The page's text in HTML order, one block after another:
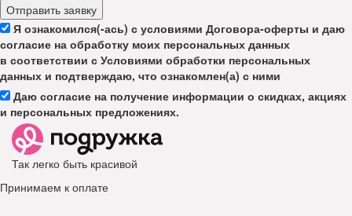
Отправить заявку
Я ознакомился(-ась) с условиями Договора-оферты и даю
согласие на обработку моих персональных данных
в соответствии с Условиями обработки персональных
данных и подтверждаю, что ознакомлен(а) с ними
Даю согласие на получение информации о скидках, акциях
и персональных предложениях.
Так легко быть красивой
Принимаем к оплате